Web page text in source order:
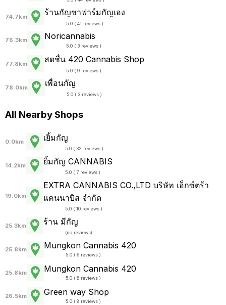
74.7km ร้านกัญชาฟาร์มกัญเอง
5.0 ( 41 reviews )
76.3km Noricannabis
5.0 ( 3 reviews )
77.8km สดชื่น 420 Cannabis Shop
5.0 ( 9 reviews )
78.0km เพื่อนกัญ
5.0 ( 3 reviews )
All Nearby Shops
0.0km เยิ้มกัญ
5.0 ( 32 reviews )
14.2km ยิ้มกัญ CANNABIS
5.0 ( 7 reviews )
19.0km
EXTRA CANNABIS CO.,LTD บริษัท เอ็กซ์ตร้า
แคนนาบิส จำกัด
5.0 ( 10 reviews )
25.3km ร้าน มีกัญ
(no reviews)
25.8km Mungkon Cannabis 420
5.0 ( 6 reviews )
25.8km Mungkon Cannabis 420
5.0 ( 6 reviews )
26.5km Green way Shop
5.0 ( 8 reviews )